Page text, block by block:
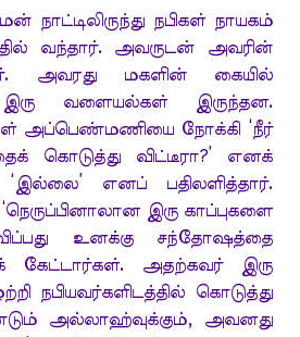
நாட்டிலிருந்து நபிகள் நாயகம்
வந்தார். அவருடன் அவரின்
அவரது மகளின் கையில்
இரு வளையல்கள் இருந்தன.
அப்பெண்மணியை நோக்கி ‘நீர்
கொடுத்து விட்டீரா?’ எனக்
எனப் பதிலளித்தார்.
இரு காப்புகளை
உனக்கு சந்தோஷத்தை
கேட்டார்கள். அதற்கவர் இரு
நபியவர்களிடத்தில் கொடுத்து
அல்லாஹ்வுக்கும், அவனது